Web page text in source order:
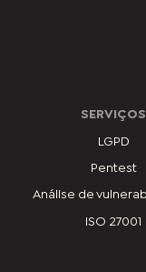
SERVIÇOS
LGPD
Pentest
Análise de
ISO 27001